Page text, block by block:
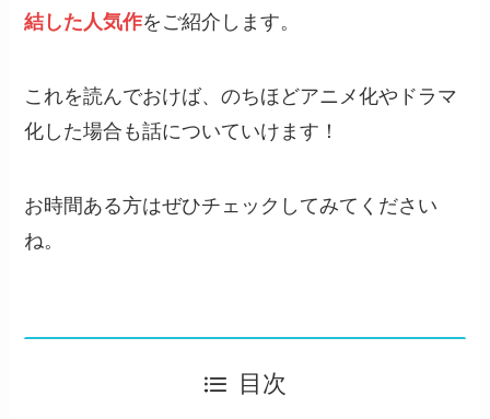
結した人気作をご紹介します。
これを読んでおけば、のちほどアニメ化やドラマ
化した場合も話についていけます！
お時間ある方はぜひチェックしてみてください
ね。
目次